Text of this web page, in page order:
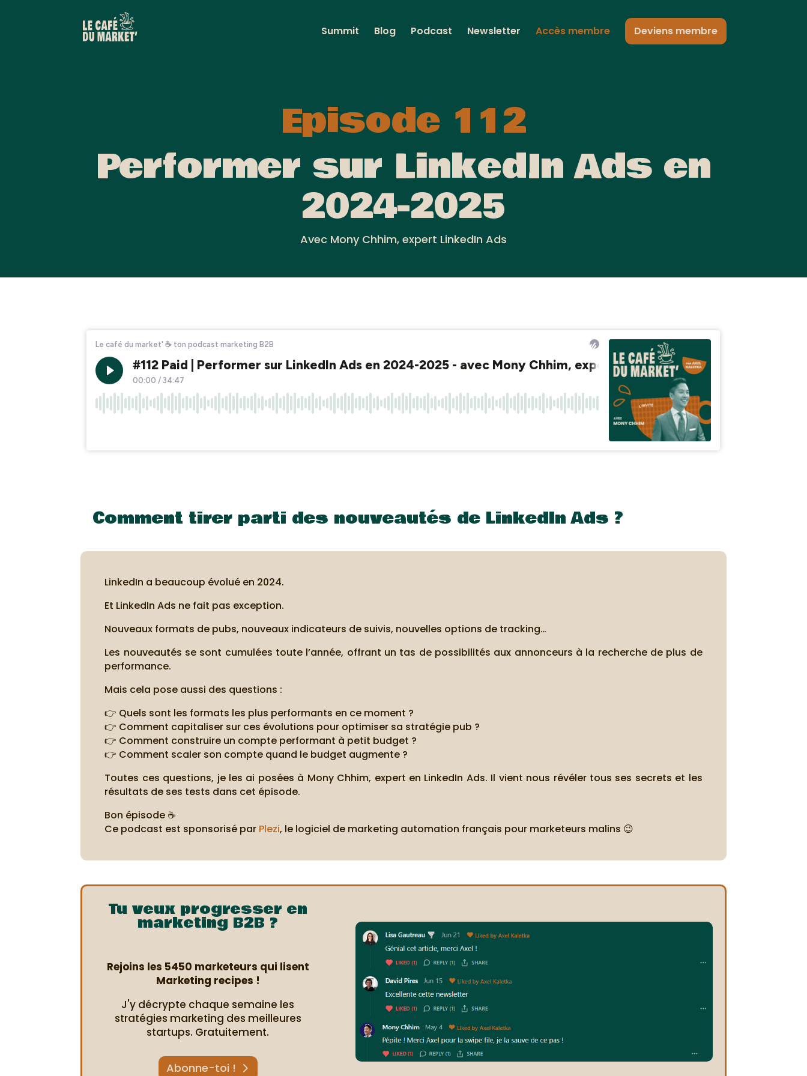
Summit Blog Podcast Newsletter Accès membre Deviens membre
Episode 112
Performer sur LinkedIn Ads en
2024-2025
Avec Mony Chhim, expert LinkedIn Ads
Comment tirer parti des nouveautés de LinkedIn Ads ?
LinkedIn a beaucoup évolué en 2024.
Et LinkedIn Ads ne fait pas exception.
Nouveaux formats de pubs, nouveaux indicateurs de suivis, nouvelles options de tracking…
Les nouveautés se sont cumulées toute l’année, offrant un tas de possibilités aux annonceurs à la recherche de plus de
performance.
Mais cela pose aussi des questions :
👉 Quels sont les formats les plus performants en ce moment ?
👉 Comment capitaliser sur ces évolutions pour optimiser sa stratégie pub ?
👉 Comment construire un compte performant à petit budget ?
👉 Comment scaler son compte quand le budget augmente ?
Toutes ces questions, je les ai posées à Mony Chhim, expert en LinkedIn Ads. Il vient nous révéler tous ses secrets et les
résultats de ses tests dans cet épisode.
Bon épisode ☕
Ce podcast est sponsorisé par Plezi, le logiciel de marketing automation français pour marketeurs malins 😉
Tu veux progresser en
marketing B2B ?
Rejoins les 5450 marketeurs qui lisent
Marketing recipes !
J'y décrypte chaque semaine les
stratégies marketing des meilleures
startups. Gratuitement.
Abonne-toi !